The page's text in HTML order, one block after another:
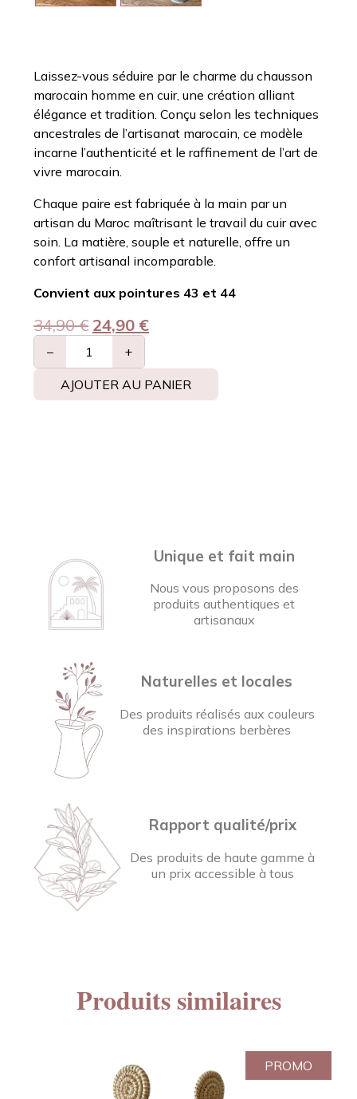
Laissez-vous séduire par le charme du chausson
marocain homme en cuir, une création alliant
élégance et tradition. Conçu selon les techniques
ancestrales de l’artisanat marocain, ce modèle
incarne l’authenticité et le raffinement de l’art de
vivre marocain.
Chaque paire est fabriquée à la main par un
artisan du Maroc maîtrisant le travail du cuir avec
soin. La matière, souple et naturelle, offre un
confort artisanal incomparable.
Convient aux pointures 43 et 44
34,90€ 24,90 €
− +
AJOUTER AU PANIER
Unique et fait main
Nous vous proposons des
produits authentiques et
artisanaux
Naturelles et locales
Des produits réalisés aux couleurs
des inspirations berbères
Rapport qualité/prix
Des produits de haute gamme à
un prix accessible à tous
Produits similaires
PROMO